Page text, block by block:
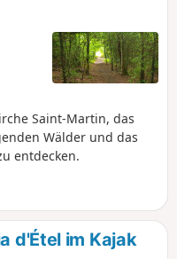
Saint-Martin, das
Wälder und das
entdecken.
d'Étel im Kajak